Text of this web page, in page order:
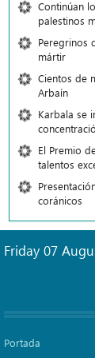
Continúan
palestinos
Peregrinos
mártir
Cientos de
Arbaín
Karbala se
El Premio
talentos
coránicos
Friday 07
Portada